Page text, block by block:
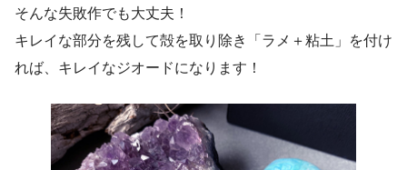
そんな失敗作でも大丈夫！
キレイな部分を残して殻を取り除き「ラメ＋粘土」を付け
れば、キレイなジオードになります！